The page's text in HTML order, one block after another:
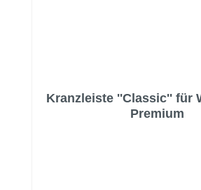
Kranzleiste ''Classic'' für
Premium